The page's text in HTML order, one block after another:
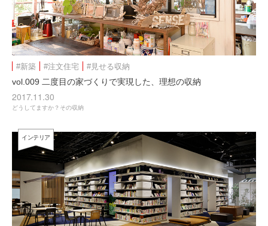
#新築 #注文住宅 #見せる収納
vol.009 二度目の家づくりで実現した、理想の収納
2017.11.30
どうしてますか？その収納
インテリア